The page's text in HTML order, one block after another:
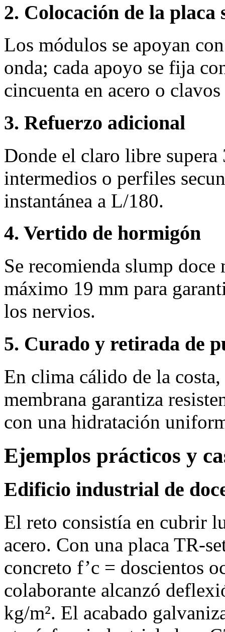
2. Colocación de la placa
Los módulos se apoyan
onda; cada apoyo se fija
cincuenta en acero o
3. Refuerzo adicional
Donde el claro libre supera
intermedios o perfiles
instantánea a L/180.
4. Vertido de hormigón
Se recomienda slump
máximo 19 mm para
los nervios.
5. Curado y retirada de
En clima cálido de la
membrana garantiza
con una hidratación
Ejemplos prácticos y
Edificio industrial de
El reto consistía en cubrir
acero. Con una placa
concreto f’c = doscientos
colaborante alcanzó
kg/m². El acabado